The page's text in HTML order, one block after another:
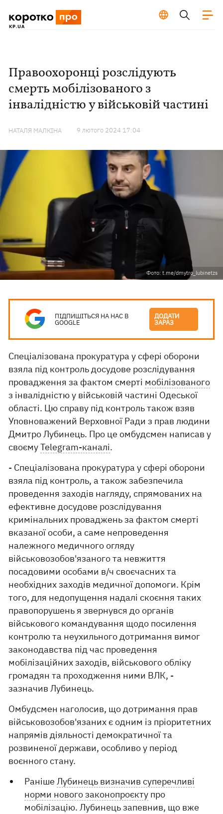
Правоохоронці розслідують
смерть мобілізованого з
інвалідністю у військовій частині
НАТАЛЯ МАЛКІНА 9 лютого 2024 17:04
Фото: t.me/dmytro_lubinetzs
ПІДПИШІТЬСЯ НА НАС В
GOOGLE
ДОДАТИ
ЗАРАЗ
Спеціалізована прокуратура у сфері оборони
взяла під контроль досудове розслідування
провадження за фактом смерті мобілізованого
з інвалідністю у військовій частині Одеської
області. Цю справу під контроль також взяв
Уповноважений Верховної Ради з прав людини
Дмитро Лубинець. Про це омбудсмен написав у
своємуTelegram-каналі.
- Спеціалізована прокуратура у сфері оборони
взяла під контроль, а також забезпечила
проведення заходів нагляду, спрямованих на
ефективне досудове розслідування
кримінальних проваджень за фактом смерті
вказаної особи, а саме непроведення
належного медичного огляду
військовозобов'язаного та невжиття
посадовими особами в/ч своєчасних та
необхідних заходів медичної допомоги. Крім
того, для недопущення надалі скоєння таких
правопорушень я звернувся до органів
військового командування щодо посилення
контролю та неухильного дотримання вимог
законодавства під час проведення
мобілізаційних заходів, військового обліку
громадян та проходження ними ВЛК, -
зазначив Лубинець.
Омбудсмен наголосив, що дотримання прав
військовозобов'язаних є одним із пріоритетних
напрямів діяльності демократичної та
розвиненої держави, особливо у період
воєнного стану.
РанішеЛубинець визначив суперечливі
норми нового законопроєкту про
мобілізацію. Лубинець запевнив, що вже